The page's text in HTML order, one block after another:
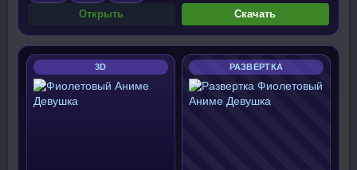
Открыть Скачать
3D РАЗВЕРТКА